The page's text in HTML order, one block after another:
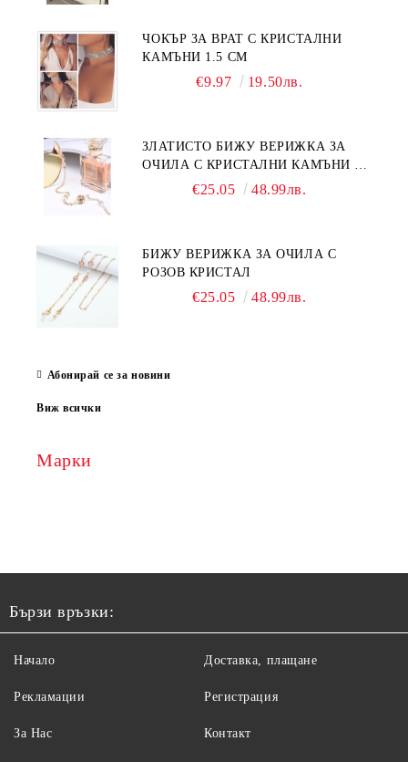
ЧОКЪР ЗА ВРАТ С КРИСТАЛНИ
КАМЪНИ 1.5 СМ
€9.97 19.50лв.
ЗЛАТИСТО БИЖУ ВЕРИЖКА ЗА
ОЧИЛА С КРИСТАЛНИ КАМЪНИ И
€25.05 48.99лв.
БИЖУ ВЕРИЖКА ЗА ОЧИЛА С
РОЗОВ КРИСТАЛ
€25.05 48.99лв.
Абонирай се за новини
Виж всички
Марки
Бързи връзки:
Начало
Рекламации
За Нас
Доставка, плащане
Регистрация
Контакт